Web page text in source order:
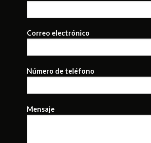
Correo electrónico
Número de teléfono
Mensaje